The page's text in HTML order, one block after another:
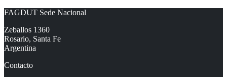
FAGDUT Sede Nacional
Zeballos 1360
Rosario, Santa Fe
Argentina
Contacto